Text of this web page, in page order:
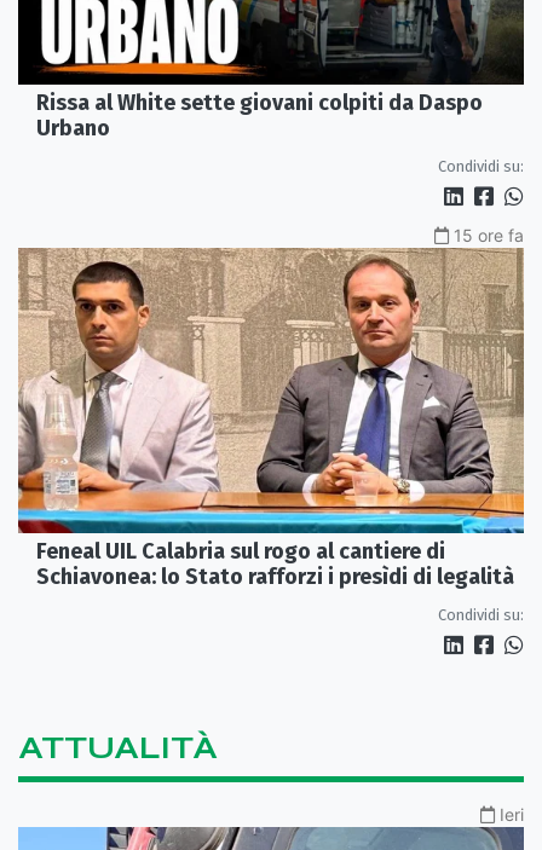
Rissa al White sette giovani colpiti da Daspo
Urbano
Condividi su:
15 ore fa
Feneal UIL Calabria sul rogo al cantiere di
Schiavonea: lo Stato rafforzi i presìdi di legalità
Condividi su:
ATTUALITÀ
Ieri